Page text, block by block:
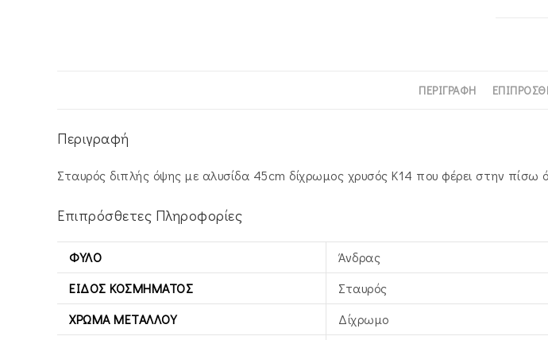
ΠΕΡΙΓΡΑΦΉ
Περιγραφή
Σταυρός διπλής όψης με αλυσίδα 45cm δίχρωμος χρυσός Κ14 που φέρει στην
Επιπρόσθετες Πληροφορίες
ΦΎΛΟ
Άνδρας
ΕΊΔΟΣ ΚΟΣΜΉΜΑΤΟΣ
Σταυρός
ΧΡΏΜΑ ΜΕΤΆΛΛΟΥ
Δίχρωμο